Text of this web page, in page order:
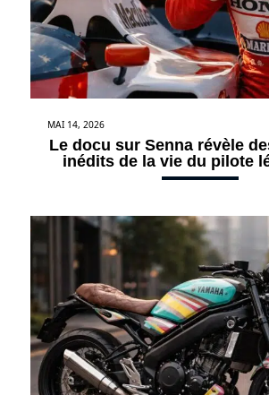
MAI 14, 2026
Le docu sur Senna révèle
inédits de la vie du pilote